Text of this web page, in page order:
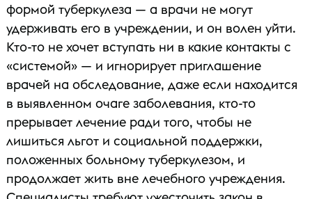
формой туберкулеза — а врачи не могут
удерживать его в учреждении, и он волен уйти.
Кто-то не хочет вступать ни в какие контакты с
«системой» — и игнорирует приглашение
врачей на обследование, даже если находится
в выявленном очаге заболевания, кто-то
прерывает лечение ради того, чтобы не
лишиться льгот и социальной поддержки,
положенных больному туберкулезом, и
продолжает жить вне лечебного учреждения.